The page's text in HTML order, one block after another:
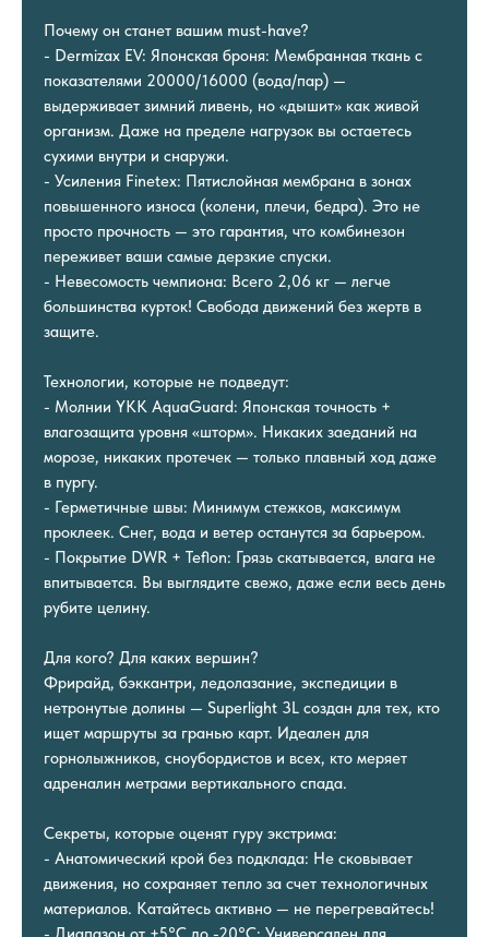
Почему он станет вашим must-have?
- Dermizax EV: Японская броня: Мембранная ткань с
показателями 20000/16000 (вода/пар) —
выдерживает зимний ливень, но «дышит» как живой
организм. Даже на пределе нагрузок вы остаетесь
сухими внутри и снаружи.
- Усиления Finetex: Пятислойная мембрана в зонах
повышенного износа (колени, плечи, бедра). Это не
просто прочность — это гарантия, что комбинезон
переживет ваши самые дерзкие спуски.
- Невесомость чемпиона: Всего 2,06 кг — легче
большинства курток! Свобода движений без жертв в
защите.
Технологии, которые не подведут:
- Молнии YKK AquaGuard: Японская точность +
влагозащита уровня «шторм». Никаких заеданий на
морозе, никаких протечек — только плавный ход даже
в пургу.
- Герметичные швы: Минимум стежков, максимум
проклеек. Снег, вода и ветер останутся за барьером.
- Покрытие DWR + Teflon: Грязь скатывается, влага не
впитывается. Вы выглядите свежо, даже если весь день
рубите целину.
Для кого? Для каких вершин?
Фрирайд, бэккантри, ледолазание, экспедиции в
нетронутые долины — Superlight 3L создан для тех, кто
ищет маршруты за гранью карт. Идеален для
горнолыжников, сноубордистов и всех, кто меряет
адреналин метрами вертикального спада.
Секреты, которые оценят гуру экстрима:
- Анатомический крой без подклада: Не сковывает
движения, но сохраняет тепло за счет технологичных
материалов. Катайтесь активно — не перегревайтесь!